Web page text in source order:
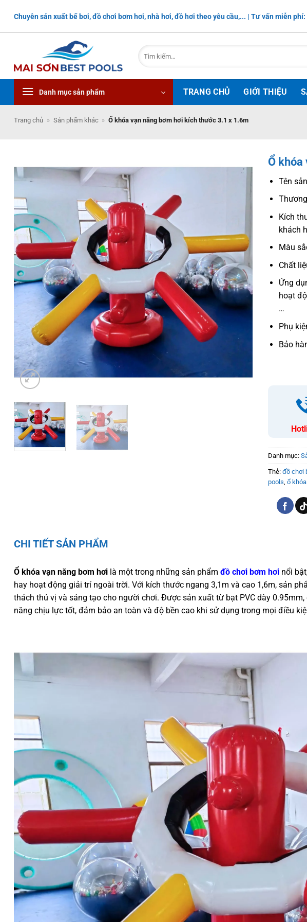
nội
Chuyên sản xuất bể bơi, đồ chơi bơm hơi, nhà hơi, đồ hơi theo yêu cầu,... | Tư vấn miễn phí:
Tìm
kiếm:
Danh mục sản phẩm TRANG CHỦ GIỚI THIỆU
Trang chủ » Sản phẩm khác » Ổ khóa vạn năng bơm hơi kích thước 3.1 x 1.6m
Ổ
Tên
Kích
khách
Màu
Chất
Ứng
hoạt
…
Phụ
Bảo
Danh mục:
Thẻ: đồ chơi
pools, ổ
CHI TIẾT SẢN PHẨM
Ổ khóa vạn năng bơm hơi là một trong những sản phẩm đồ chơi bơm hơi nổi
hay hoạt động giải trí ngoài trời. Với kích thước ngang 3,1m và cao 1,6m, sản
thách thú vị và sáng tạo cho người chơi. Được sản xuất từ bạt PVC dày
năng chịu lực tốt, đảm bảo an toàn và độ bền cao khi sử dụng trong mọi điều